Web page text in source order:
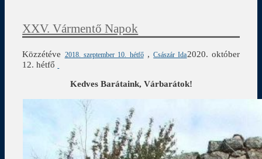
XXV. Vármentő Napok
Közzétéve 2018. szeptember 10. hétfő ,Császár Ida2020. október
12. hétfő
Kedves Barátaink, Várbarátok!